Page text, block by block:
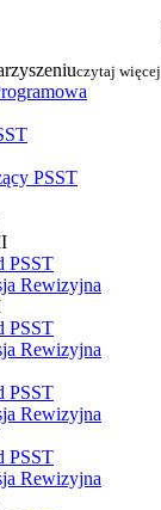
czytaj więcej
PSST
PSST
Rewizyjna
PSST
Rewizyjna
PSST
Rewizyjna
PSST
Rewizyjna